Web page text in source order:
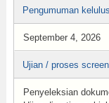
Pengumuman
September 4, 2026
Ujian / proses
Penyeleksian